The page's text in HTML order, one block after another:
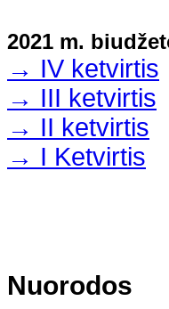
2021 m.
→ IV ketvirtis
→ III ketvirtis
→ II ketvirtis
→ I Ketvirtis
Nuorodos